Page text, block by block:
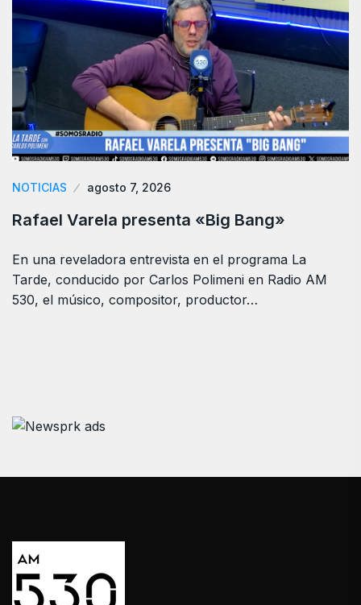
NOTICIAS agosto 7, 2026
Rafael Varela presenta «Big Bang»
En una reveladora entrevista en el programa La
Tarde, conducido por Carlos Polimeni en Radio AM
530, el músico, compositor, productor…